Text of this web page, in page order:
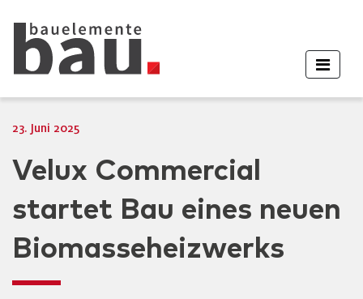
23. Juni 2025
Velux Commercial
startet Bau eines neuen
Biomasseheizwerks